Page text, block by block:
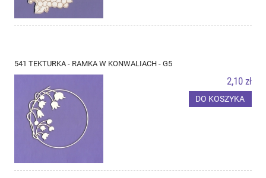
541 TEKTURKA - RAMKA W KONWALIACH - G5
2,10 zł
DO KOSZYKA